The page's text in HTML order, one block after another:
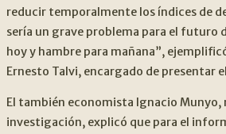
reducir temporalmente los índices de
sería un grave problema para el futuro
hoy y hambre para mañana”,
Ernesto Talvi, encargado de presentar
El también economista Ignacio Munyo,
investigación, explicó que para el